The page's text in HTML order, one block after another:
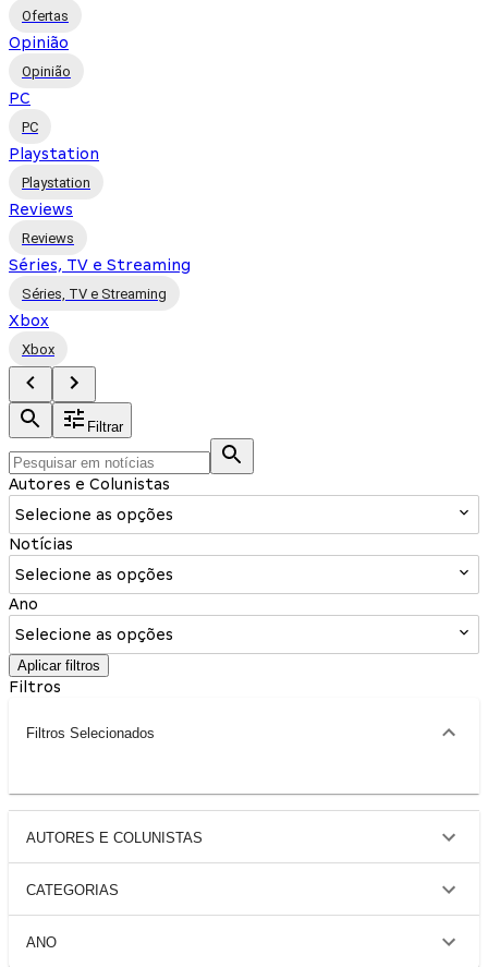
Ofertas
Opinião
Opinião
PC
PC
Playstation
Playstation
Reviews
Reviews
Séries, TV e Streaming
Séries, TV e Streaming
Xbox
Xbox
Filtrar
Autores e Colunistas
Selecione as opções
Notícias
Selecione as opções
Ano
Selecione as opções
Aplicar filtros
Filtros
Filtros Selecionados
AUTORES E COLUNISTAS
CATEGORIAS
ANO